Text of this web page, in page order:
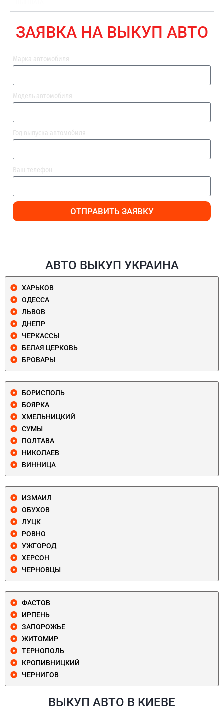
ЗАЯВКА НА ВЫКУП АВТО
Марка автомобиля
Модель автомобиля
Год выпуска автомобиля
Ваш телефон
ОТПРАВИТЬ ЗАЯВКУ
АВТО ВЫКУП УКРАИНА
ХАРЬКОВ
ОДЕССА
ЛЬВОВ
ДНЕПР
ЧЕРКАССЫ
БЕЛАЯ ЦЕРКОВЬ
БРОВАРЫ
БОРИСПОЛЬ
БОЯРКА
ХМЕЛЬНИЦКИЙ
СУМЫ
ПОЛТАВА
НИКОЛАЕВ
ВИННИЦА
ИЗМАИЛ
ОБУХОВ
ЛУЦК
РОВНО
УЖГОРОД
ХЕРСОН
ЧЕРНОВЦЫ
ФАСТОВ
ИРПЕНЬ
ЗАПОРОЖЬЕ
ЖИТОМИР
ТЕРНОПОЛЬ
КРОПИВНИЦКИЙ
ЧЕРНИГОВ
ВЫКУП АВТО В КИЕВЕ